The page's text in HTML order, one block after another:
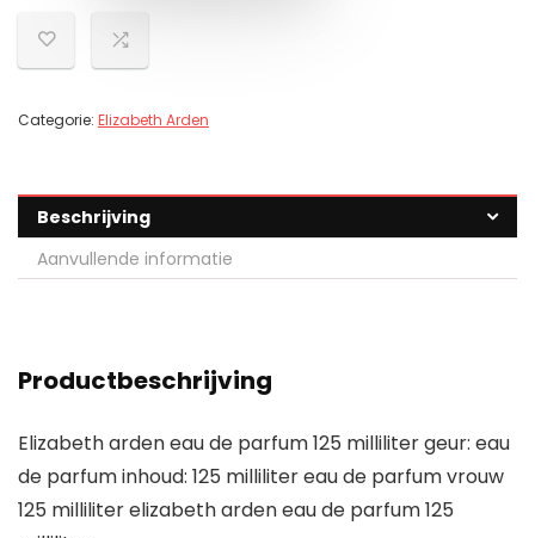
Categorie: Elizabeth Arden
Beschrijving
Aanvullende informatie
Productbeschrijving
Elizabeth arden eau de parfum 125 milliliter geur: eau
de parfum inhoud: 125 milliliter eau de parfum vrouw
125 milliliter elizabeth arden eau de parfum 125